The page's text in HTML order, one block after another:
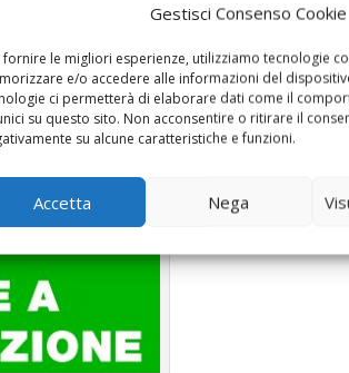
Gestisci Consenso Cookie
fornire le migliori esperienze, utilizziamo tecnologie
e/o accedere alle informazioni del
ci permetterà di elaborare dati come il
su questo sito. Non acconsentire o ritirare il
su alcune caratteristiche e funzioni.
Accetta Nega
Pronto
Pulizia
Controllo
Vendita